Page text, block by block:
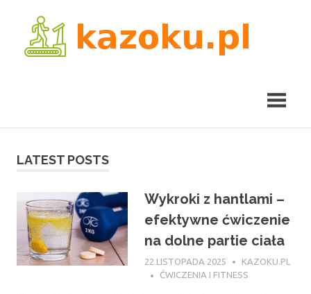
content
LATEST POSTS
Wykroki z hantlami –
efektywne ćwiczenie
na dolne partie ciała
22 LISTOPADA 2025
KAZOKU.PL
ĆWICZENIA I FITNESS